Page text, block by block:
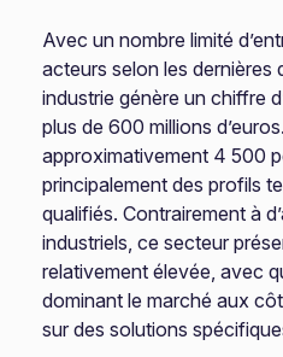
Avec un nombre limité
acteurs selon les dernières
industrie génère un chiffre
plus de 600 millions
approximativement 4 500
principalement des profils
qualifiés. Contrairement à
industriels, ce secteur
relativement élevée, avec
dominant le marché aux
sur des solutions